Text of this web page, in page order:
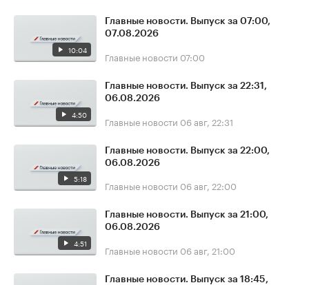
10:04
Главные новости. Выпуск за 07:00,
07.08.2026
Главные новости 07:00
4:50
Главные новости. Выпуск за 22:31,
06.08.2026
Главные новости 06 авг, 22:31
5:18
Главные новости. Выпуск за 22:00,
06.08.2026
Главные новости 06 авг, 22:00
4:51
Главные новости. Выпуск за 21:00,
06.08.2026
Главные новости 06 авг, 21:00
Главные новости. Выпуск за 18:45,